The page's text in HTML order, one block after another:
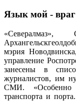
Язык мой -
«Севералмаз»,
мэрия
управление
занесены в
журналистов, им
СМИ. «Особенно
транспорта и